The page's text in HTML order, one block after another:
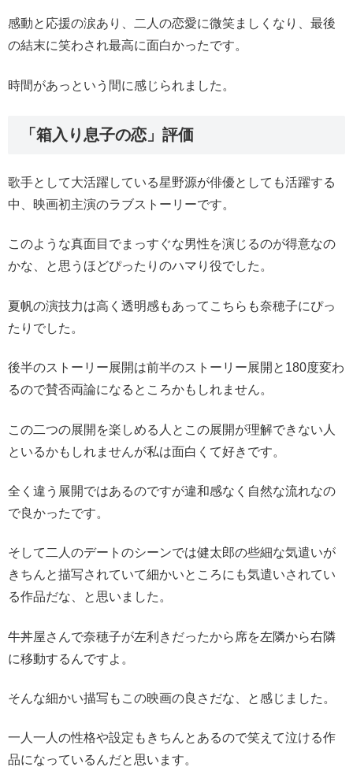
感動と応援の涙あり、二人の恋愛に微笑ましくなり、最後
の結末に笑わされ最高に面白かったです。
時間があっという間に感じられました。
「箱入り息子の恋」評価
歌手として大活躍している星野源が俳優としても活躍する
中、映画初主演のラブストーリーです。
このような真面目でまっすぐな男性を演じるのが得意なの
かな、と思うほどぴったりのハマり役でした。
夏帆の演技力は高く透明感もあってこちらも奈穂子にぴっ
たりでした。
後半のストーリー展開は前半のストーリー展開と180度変わ
るので賛否両論になるところかもしれません。
この二つの展開を楽しめる人とこの展開が理解できない人
といるかもしれませんが私は面白くて好きです。
全く違う展開ではあるのですが違和感なく自然な流れなの
で良かったです。
そして二人のデートのシーンでは健太郎の些細な気遣いが
きちんと描写されていて細かいところにも気遣いされてい
る作品だな、と思いました。
牛丼屋さんで奈穂子が左利きだったから席を左隣から右隣
に移動するんですよ。
そんな細かい描写もこの映画の良さだな、と感じました。
一人一人の性格や設定もきちんとあるので笑えて泣ける作
品になっているんだと思います。